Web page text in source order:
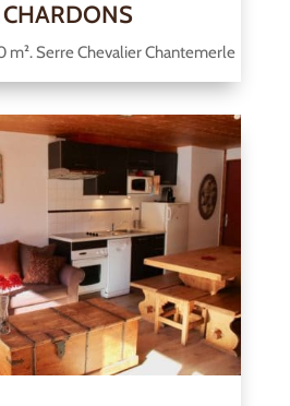
CHARDONS
m². Serre Chevalier Chantemerle